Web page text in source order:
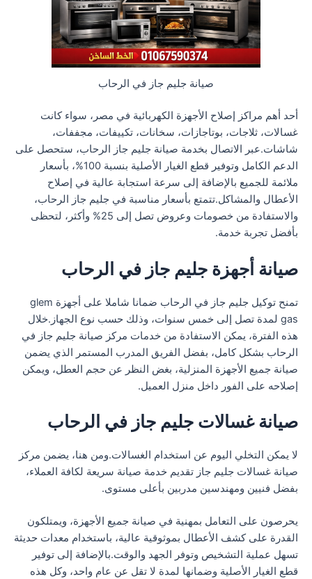
صيانة جليم جاز في الرحاب
أحد أهم مراكز إصلاح الأجهزة الكهربائية في مصر، سواء كانت
غسالات، ثلاجات، بوتاجازات، سخانات، تكييفات، مجففات،
شاشات.عبر الاتصال بخدمة صيانة جليم جاز الرحاب، ستحصل على
الدعم الكامل وتوفير قطع الغيار الأصلية بنسبة 100%، بأسعار
ملائمة للجميع بالإضافة إلى سرعة استجابة عالية في إصلاح
الأعطال والمشاكل.تتمتع بأسعار مناسبة في جليم جاز الرحاب،
والاستفادة من خصومات وعروض تصل إلى 25% وأكثر، لتحظى
بأفضل تجربة خدمة.
صيانة أجهزة جليم جاز في الرحاب
تمنح توكيل جليم جاز في الرحاب ضمانا شاملا على أجهزة glem
gas لمدة تصل إلى خمس سنوات، وذلك حسب نوع الجهاز.خلال
هذه الفترة، يمكن الاستفادة من خدمات مركز صيانة جليم جاز في
الرحاب بشكل كامل، بفضل الفريق المدرب المستمر الذي يضمن
صيانة جميع الأجهزة المنزلية، بغض النظر عن حجم العطل، ويمكن
إصلاحه على الفور داخل منزل العميل.
صيانة غسالات جليم جاز في الرحاب
لا يمكن التخلي اليوم عن استخدام الغسالات.ومن هنا، يضمن مركز
صيانة غسالات جليم جاز تقديم خدمة صيانة سريعة لكافة العملاء،
بفضل فنيين ومهندسين مدربين بأعلى مستوى.
يحرصون على التعامل بمهنية في صيانة جميع الأجهزة، ويمتلكون
القدرة على كشف الأعطال بموثوقية عالية، باستخدام معدات حديثة
تسهل عملية التشخيص وتوفر الجهد والوقت.بالإضافة إلى توفير
قطع الغيار الأصلية وضمانها لمدة لا تقل عن عام واحد، وكل هذه